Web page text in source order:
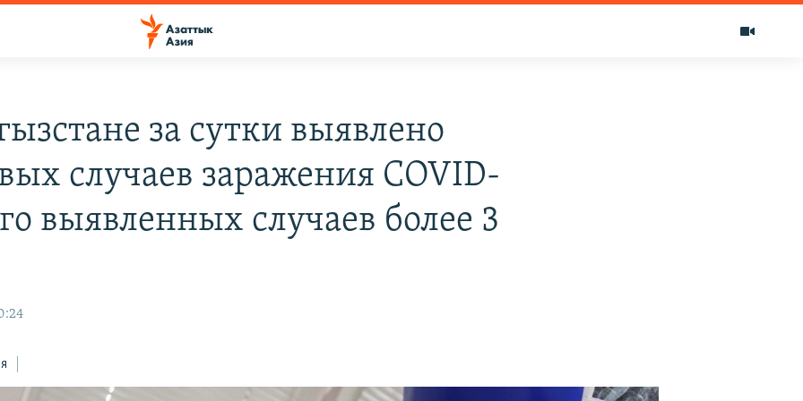
за сутки выявлено
случаев заражения COVID-
выявленных случаев более 3